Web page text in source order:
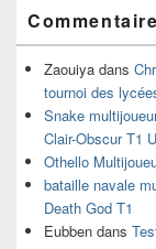
Zaouiya dans
tournoi des
Snake
Clair-Obscur T1
Othello
bataille navale
Death God T1
Eubben dans